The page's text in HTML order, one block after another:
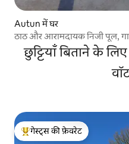
Autun में घर
ठाठ और आरामदायक निजी पूल,
छुट्टियाँ बिताने के
गेस्ट्स का टॉप फ़ेवरेट
गेस्ट्स की फ़ेवरेट